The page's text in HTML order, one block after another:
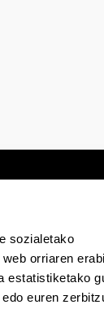
sozialetako
orriaren
estatistiketako
euren
Lege
Bluesky-n
EHU